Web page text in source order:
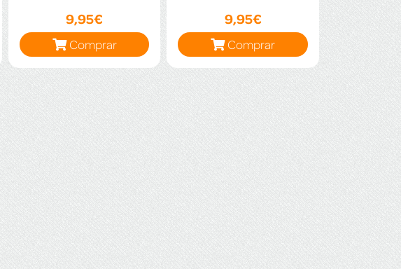
9,95€
Comprar
9,95€
Comprar